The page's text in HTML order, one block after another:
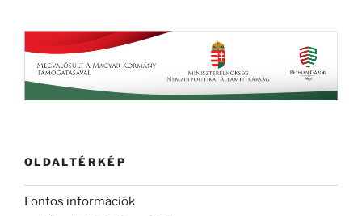
OLDALTÉRKÉP
Fontos információk